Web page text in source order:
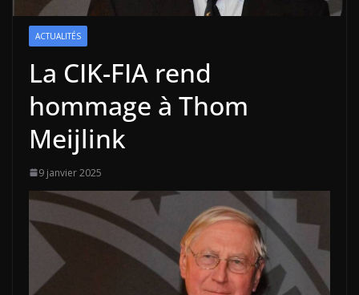
ACTUALITÉS
La CIK-FIA rend
hommage à Thom
Meijlink
9 janvier 2025